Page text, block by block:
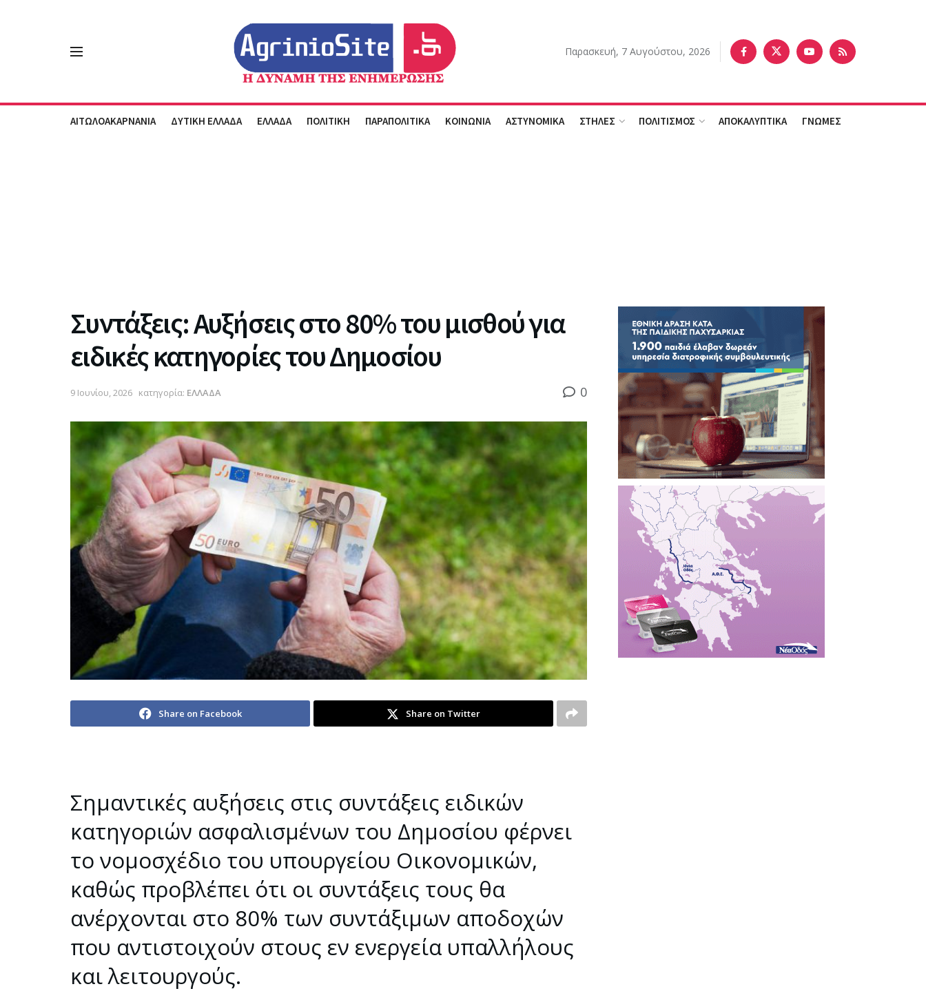
Παρασκευή, 7 Αυγούστου, 2026
ΑΙΤΩΛΟΑΚΑΡΝΑΝΙΑ ΔΥΤΙΚΗ ΕΛΛΑΔΑ ΕΛΛΑΔΑ ΠΟΛΙΤΙΚΗ ΠΑΡΑΠΟΛΙΤΙΚΑ ΚΟΙΝΩΝΙΑ ΑΣΤΥΝΟΜΙΚΑ ΣΤΗΛΕΣ ΠΟΛΙΤΙΣΜΟΣ ΑΠΟΚΑΛΥΠΤΙΚΑ ΓΝΩΜΕΣ
Συντάξεις: Αυξήσεις στο 80% του μισθού για
ειδικές κατηγορίες του Δημοσίου
9 Ιουνίου, 2026 κατηγορία: ΕΛΛΑΔΑ 0
Share on Facebook Share on Twitter
Σημαντικές αυξήσεις στις συντάξεις ειδικών
κατηγοριών ασφαλισμένων του Δημοσίου φέρνει
το νομοσχέδιο του υπουργείου Οικονομικών,
καθώς προβλέπει ότι οι συντάξεις τους θα
ανέρχονται στο 80% των συντάξιμων αποδοχών
που αντιστοιχούν στους εν ενεργεία υπαλλήλους
και λειτουργούς.